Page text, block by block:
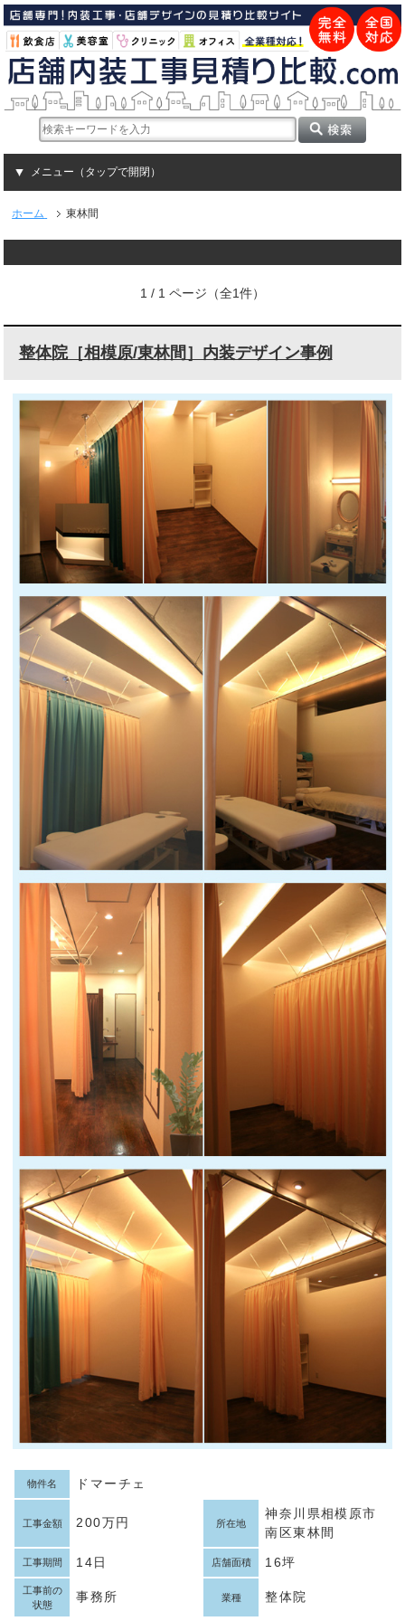
メニュー（タップで開閉）
ホーム 東林間
1 / 1 ページ（全1件）
整体院［相模原/東林間］内装デザイン事例
物件名 ドマーチェ
工事金額 200万円 所在地
神奈川県相模原市
南区東林間
工事期間 14日 店舗面積 16坪
工事前の
状態
事務所 業種 整体院